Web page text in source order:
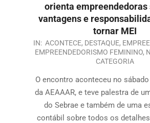
orienta empreendedoras
vantagens e
tornar MEI
IN: ACONTECE, DESTAQUE,
EMPREENDEDORISMO FEMININO,
CATEGORIA
O encontro aconteceu no
da AEAAAR, e teve palestra de
do Sebrae e também de uma
contábil sobre todos os